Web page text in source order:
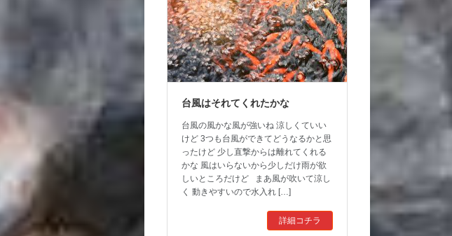
台風はそれてくれたかな
台風の風かな風が強いね 涼しくていい
けど 3つも台風ができてどうなるかと思
ったけど 少し直撃からは離れてくれる
かな 風はいらないから少しだけ雨が欲
しいところだけど まあ風が吹いて涼し
く 動きやすいので水入れ […]
詳細コチラ